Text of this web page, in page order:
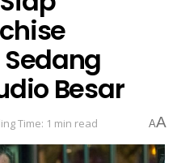
Besar
Time: 1 min read AA